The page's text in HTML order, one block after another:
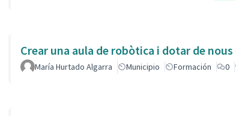
Crear una aula de robòtica i dotar de
María Hurtado Algarra Municipio Formación 0